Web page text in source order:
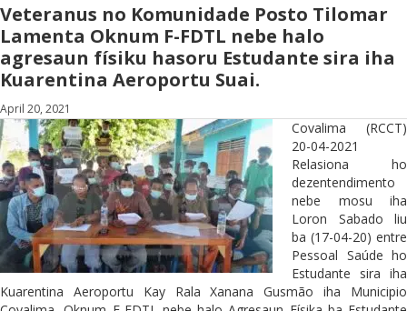
Veteranus no Komunidade Posto Tilomar
Lamenta Oknum F-FDTL nebe halo
agresaun físiku hasoru Estudante sira iha
Kuarentina Aeroportu Suai.
April 20, 2021
Covalima (RCCT)
20-04-2021
Relasiona ho
dezentendimento
nebe mosu iha
Loron Sabado liu
ba (17-04-20) entre
Pessoal Saúde ho
Estudante sira iha
Kuarentina Aeroportu Kay Rala Xanana Gusmão iha Municipio